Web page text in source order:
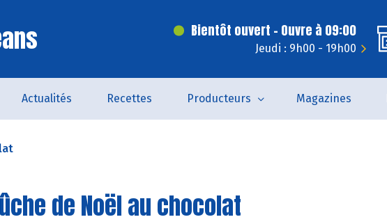
Bientôt ouvert - Ouvre à 09:00
Jeudi : 9h00 - 19h00
Actualités Recettes Producteurs Magazines
de Noël au chocolat